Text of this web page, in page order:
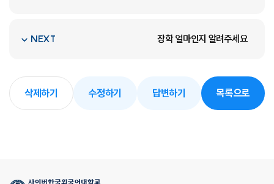
NEXT 장학 얼마인지 알려주세요
삭제하기 수정하기 답변하기 목록으로